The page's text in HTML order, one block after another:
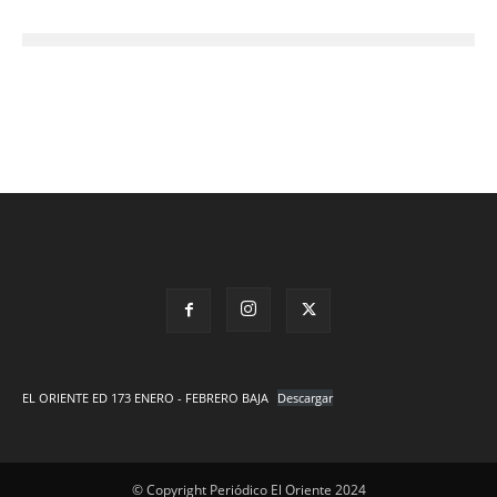
EL ORIENTE ED 173 ENERO - FEBRERO BAJA Descargar
© Copyright Periódico El Oriente 2024